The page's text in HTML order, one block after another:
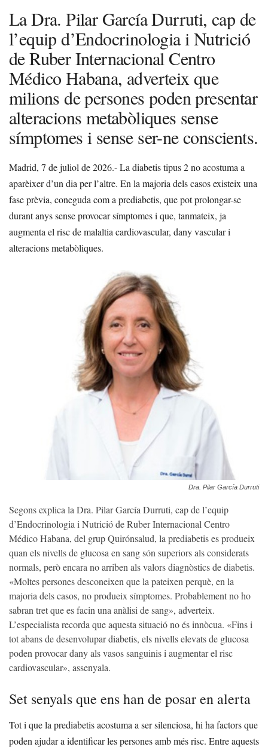
La Dra. Pilar García Durruti, cap de
l’equip d’Endocrinologia i Nutrició
de Ruber Internacional Centro
Médico Habana, adverteix que
milions de persones poden presentar
alteracions metabòliques sense
símptomes i sense ser-ne conscients.
Madrid, 7 de juliol de 2026.- La diabetis tipus 2 no acostuma a
aparèixer d’un dia per l’altre. En la majoria dels casos existeix una
fase prèvia, coneguda com a prediabetis, que pot prolongar-se
durant anys sense provocar símptomes i que, tanmateix, ja
augmenta el risc de malaltia cardiovascular, dany vascular i
alteracions metabòliques.
Dra. Pilar García Durruti
Segons explica la Dra. Pilar García Durruti, cap de l’equip
d’Endocrinologia i Nutrició de Ruber Internacional Centro
Médico Habana, del grup Quirónsalud, la prediabetis es produeix
quan els nivells de glucosa en sang són superiors als considerats
normals, però encara no arriben als valors diagnòstics de diabetis.
«Moltes persones desconeixen que la pateixen perquè, en la
majoria dels casos, no produeix símptomes. Probablement no ho
sabran tret que es facin una anàlisi de sang», adverteix.
L’especialista recorda que aquesta situació no és innòcua. «Fins i
tot abans de desenvolupar diabetis, els nivells elevats de glucosa
poden provocar dany als vasos sanguinis i augmentar el risc
cardiovascular», assenyala.
Set senyals que ens han de posar en alerta
Tot i que la prediabetis acostuma a ser silenciosa, hi ha factors que
poden ajudar a identificar les persones amb més risc. Entre aquests